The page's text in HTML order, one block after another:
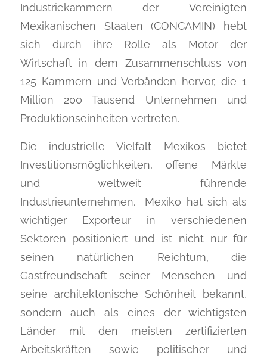
Industriekammern der Vereinigten
Mexikanischen Staaten (CONCAMIN) hebt
sich durch ihre Rolle als Motor der
Wirtschaft in dem Zusammenschluss von
125 Kammern und Verbänden hervor, die 1
Million 200 Tausend Unternehmen und
Produktionseinheiten vertreten.
Die industrielle Vielfalt Mexikos bietet
Investitionsmöglichkeiten, offene Märkte
und weltweit führende
Industrieunternehmen. Mexiko hat sich als
wichtiger Exporteur in verschiedenen
Sektoren positioniert und ist nicht nur für
seinen natürlichen Reichtum, die
Gastfreundschaft seiner Menschen und
seine architektonische Schönheit bekannt,
sondern auch als eines der wichtigsten
Länder mit den meisten zertifizierten
Arbeitskräften sowie politischer und